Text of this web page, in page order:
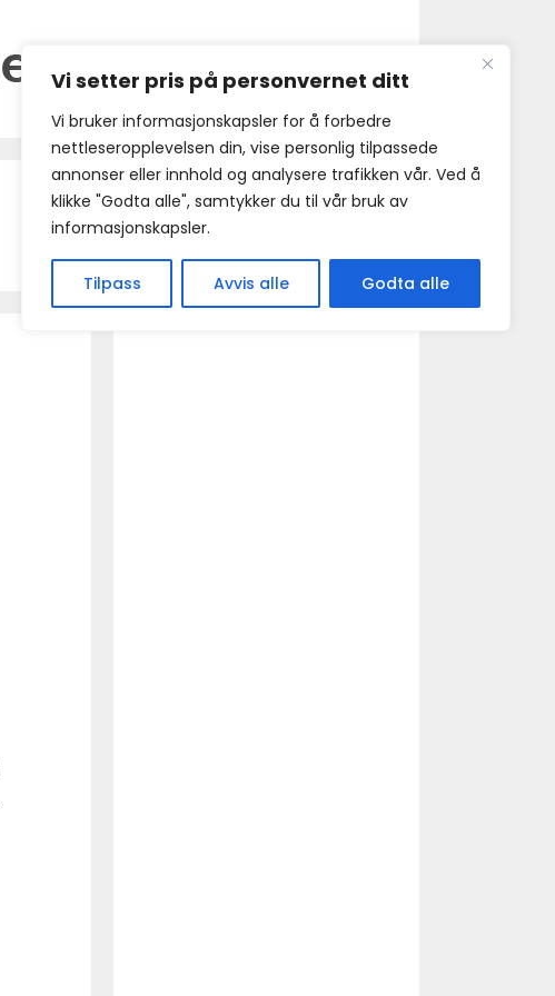
Vi setter pris på personvernet ditt
Vi bruker informasjonskapsler for å forbedre
nettleseropplevelsen din, vise personlig tilpassede
annonser eller innhold og analysere trafikken vår. Ved å
klikke "Godta alle", samtykker du til vår bruk av
informasjonskapsler.
Tilpass Avvis alle Godta alle